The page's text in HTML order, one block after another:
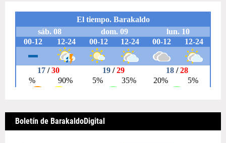
Boletín de BarakaldoDigital